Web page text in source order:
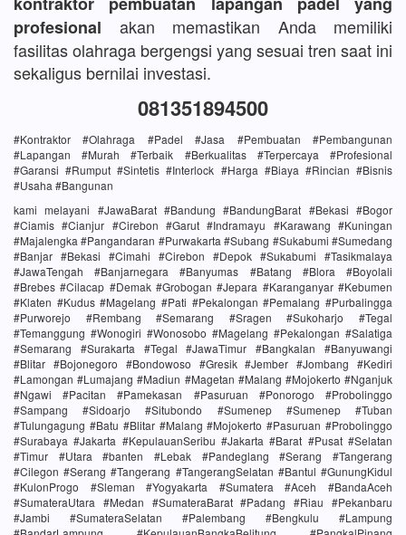
profesional akan memastikan Anda memiliki
fasilitas olahraga bergengsi yang sesuai tren saat ini
sekaligus bernilai investasi.
081351894500
#Kontraktor #Olahraga #Padel #Jasa #Pembuatan #Pembangunan
#Lapangan #Murah #Terbaik #Berkualitas #Terpercaya #Profesional
#Garansi #Rumput #Sintetis #Interlock #Harga #Biaya #Rincian #Bisnis
#Usaha #Bangunan
kami melayani #JawaBarat #Bandung #BandungBarat #Bekasi #Bogor
#Ciamis #Cianjur #Cirebon #Garut #Indramayu #Karawang #Kuningan
#Majalengka #Pangandaran #Purwakarta #Subang #Sukabumi #Sumedang
#Banjar #Bekasi #Cimahi #Cirebon #Depok #Sukabumi #Tasikmalaya
#JawaTengah #Banjarnegara #Banyumas #Batang #Blora #Boyolali
#Brebes #Cilacap #Demak #Grobogan #Jepara #Karanganyar #Kebumen
#Klaten #Kudus #Magelang #Pati #Pekalongan #Pemalang #Purbalingga
#Purworejo #Rembang #Semarang #Sragen #Sukoharjo #Tegal
#Temanggung #Wonogiri #Wonosobo #Magelang #Pekalongan #Salatiga
#Semarang #Surakarta #Tegal #JawaTimur #Bangkalan #Banyuwangi
#Blitar #Bojonegoro #Bondowoso #Gresik #Jember #Jombang #Kediri
#Lamongan #Lumajang #Madiun #Magetan #Malang #Mojokerto #Nganjuk
#Ngawi #Pacitan #Pamekasan #Pasuruan #Ponorogo #Probolinggo
#Sampang #Sidoarjo #Situbondo #Sumenep #Sumenep #Tuban
#Tulungagung #Batu #Blitar #Malang #Mojokerto #Pasuruan #Probolinggo
#Surabaya #Jakarta #KepulauanSeribu #Jakarta #Barat #Pusat #Selatan
#Timur #Utara #banten #Lebak #Pandeglang #Serang #Tangerang
#Cilegon #Serang #Tangerang #TangerangSelatan #Bantul #GunungKidul
#KulonProgo #Sleman #Yogyakarta #Sumatera #Aceh #BandaAceh
#SumateraUtara #Medan #SumateraBarat #Padang #Riau #Pekanbaru
#Jambi #SumateraSelatan #Palembang #Bengkulu #Lampung